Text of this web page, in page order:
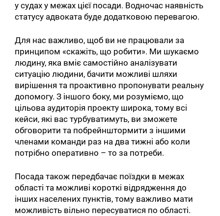
у судах у межах цієї посади. Водночас наявність
статусу адвоката буде додатковою перевагою.
Для нас важливо, щоб ви не працювали за
принципом «скажіть, що робити». Ми шукаємо
людину, яка вміє самостійно аналізувати
ситуацію людини, бачити можливі шляхи
вирішення та проактивно пропонувати реальну
допомогу. З іншого боку, ми розуміємо, що
цільова аудиторія проекту широка, тому всі
кейси, які вас турбуватимуть, ви зможете
обговорити та побрейнштормити з іншими
членами команди раз на два тижні або коли
потрібно оперативно – то за потреби.
Посада також передбачає поїздки в межах
області та можливі короткі відрядження до
інших населених пунктів, тому важливо мати
можливість вільно пересуватися по області.